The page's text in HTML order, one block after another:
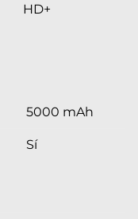
HD+
5000 mAh
Sí